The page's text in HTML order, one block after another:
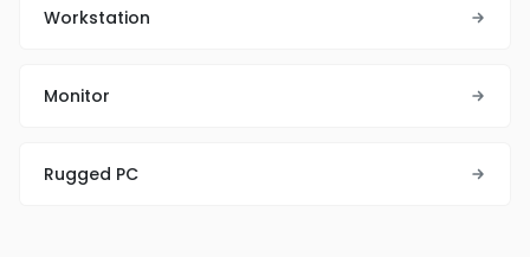
Workstation
Monitor
Rugged PC